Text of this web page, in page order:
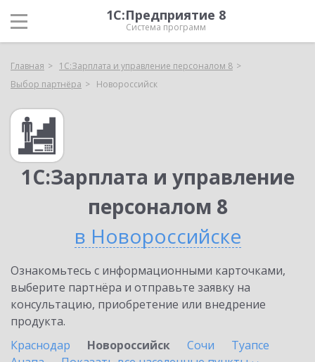
1С:Предприятие 8
Система программ
Главная
1С:Зарплата и управление персоналом 8
Выбор партнёра
Новороссийск
1С:Зарплата и управление
персоналом 8
в Новороссийске
Ознакомьтесь с информационными карточками,
выберите партнёра и отправьте заявку на
консультацию, приобретение или внедрение
продукта.
Краснодар
Новороссийск Сочи
Туапсе